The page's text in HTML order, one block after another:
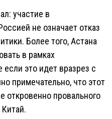
участие в
не означает отказ
Более того, Астана
в рамках
это идет вразрез с
примечательно, что этот
откровенно провального